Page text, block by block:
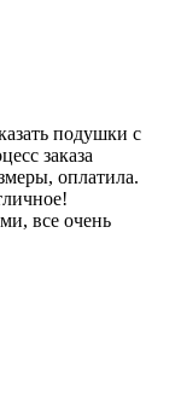
подушки с
заказа
оплатила.
все очень